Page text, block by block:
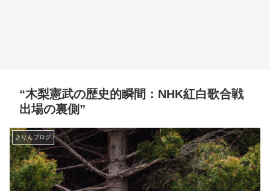
“木梨憲武の歴史的瞬間：NHK紅白歌合戦
出場の裏側”
きりんブログ